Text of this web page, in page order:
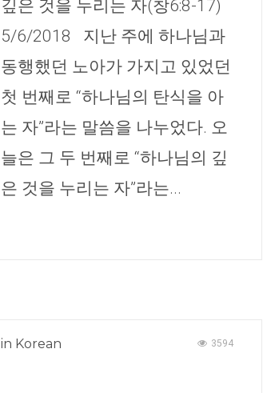
깊은 것을 누리는 자(창6:8-17)
5/6/2018 지난 주에 하나님과
동행했던 노아가 가지고 있었던
첫 번째로 “하나님의 탄식을 아
는 자”라는 말씀을 나누었다. 오
늘은 그 두 번째로 “하나님의 깊
은 것을 누리는 자”라는...
in Korean 3594